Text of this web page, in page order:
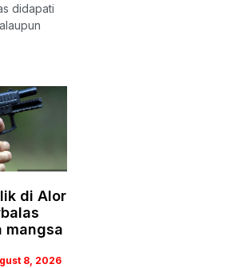
didapati
di Alor
mangsa
8, 2026